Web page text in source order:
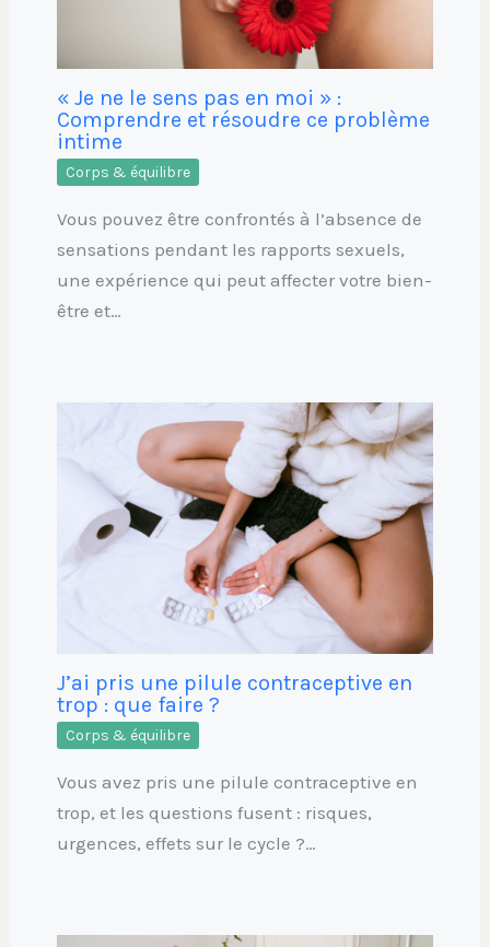
« Je ne le sens pas en moi » :
Comprendre et résoudre ce problème
intime
Corps & équilibre
Vous pouvez être confrontés à l’absence de
sensations pendant les rapports sexuels,
une expérience qui peut affecter votre bien-
être et…
J’ai pris une pilule contraceptive en
trop : que faire ?
Corps & équilibre
Vous avez pris une pilule contraceptive en
trop, et les questions fusent : risques,
urgences, effets sur le cycle ?…